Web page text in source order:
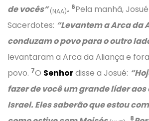
de vocês”(NAA). 6Pela manhã,
Sacerdotes: “Levantem a Arca da
conduzam o povo para o outro
levantaram a Arca da Aliança e
povo. 7O Senhordisse a Josué:
fazer de você um grande líder aos
Israel. Eles saberão que estou
8